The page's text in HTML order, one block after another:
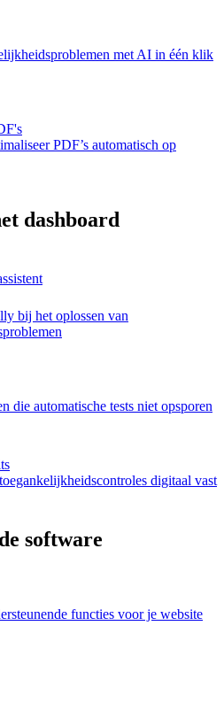
met AI in één klik
PDF’s automatisch op
dashboard
bij het oplossen van
die automatische tests niet opsporen
digitaal vast
software
functies voor je website